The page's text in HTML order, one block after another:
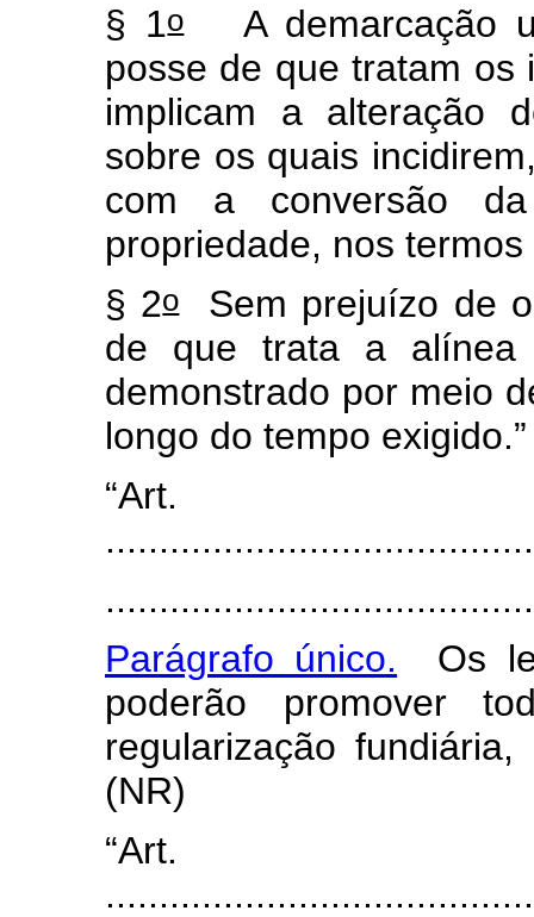
§ 1oA demarcação
posse de que tratam
implicam a alteração
sobre os quais
com a conversão
propriedade, nos
§ 2oSem prejuízo de
de que trata a alínea
demonstrado por meio
longo do tempo
Parágrafo único. Os
poderão promover
regularização
(NR)